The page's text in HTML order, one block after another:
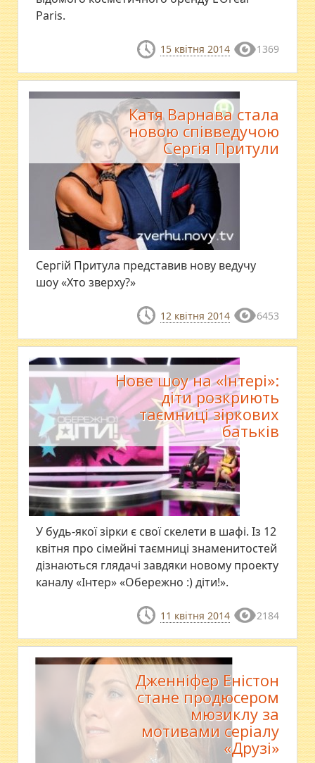
Paris.
15 квітня 2014 1369
Катя Варнава стала
новою співведучою
Сергія Притули
Сергій Притула представив нову ведучу
шоу «Хто зверху?»
12 квітня 2014 6453
Нове шоу на «Інтері»:
діти розкриють
таємниці зіркових
батьків
У будь-якої зірки є свої скелети в шафі. Із 12
квітня про сімейні таємниці знаменитостей
дізнаються глядачі завдяки новому проекту
каналу «Інтер» «Обережно :) діти!».
11 квітня 2014 2184
Дженніфер Еністон
стане продюсером
мюзиклу за
мотивами серіалу
«Друзі»